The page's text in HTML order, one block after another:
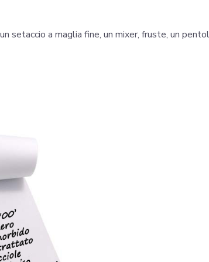
setaccio a maglia fine, un mixer, fruste, un